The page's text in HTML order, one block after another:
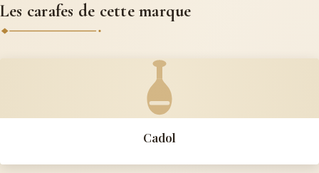
Les carafes de cette marque
Cadol